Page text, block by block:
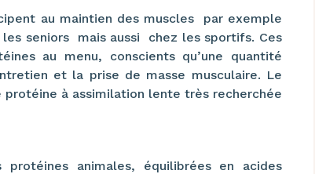
au maintien des muscles par exemple
seniors mais aussi chez les sportifs. Ces
au menu, conscients qu’une quantité
et la prise de masse musculaire. Le
à assimilation lente très recherchée
animales, équilibrées en acides